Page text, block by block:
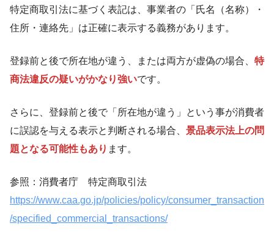
特定商取引法に基づく表記は、事業者の「氏名（名称）・
住所・連絡先」は正確に表示する義務があります。
登録前と後で所在地が違う、または両方が虚偽の場合、 特
商法違反の疑いがかなり強いです。
さらに、登録前と後で「所在地が違う」という事が消費者
に誤認を与える表示と判断される場合、 景品表示法上の問
題となる可能性もあり ます。
参照：消費者庁 特定商取引法
https://www.caa.go.jp/policies/policy/consumer_transaction
/specified_commercial_transactions/